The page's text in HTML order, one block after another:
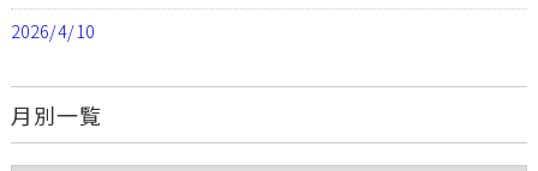
2026/4/10
月別一覧